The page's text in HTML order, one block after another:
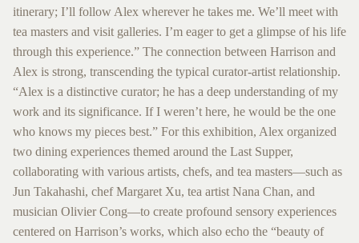
itinerary; I’ll follow Alex wherever he takes me. We’ll meet with
tea masters and visit galleries. I’m eager to get a glimpse of his life
through this experience.” The connection between Harrison and
Alex is strong, transcending the typical curator-artist relationship.
“Alex is a distinctive curator; he has a deep understanding of my
work and its significance. If I weren’t here, he would be the one
who knows my pieces best.” For this exhibition, Alex organized
two dining experiences themed around the Last Supper,
collaborating with various artists, chefs, and tea masters—such as
Jun Takahashi, chef Margaret Xu, tea artist Nana Chan, and
musician Olivier Cong—to create profound sensory experiences
centered on Harrison’s works, which also echo the “beauty of